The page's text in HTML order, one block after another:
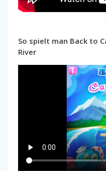
So spielt man Back to
River